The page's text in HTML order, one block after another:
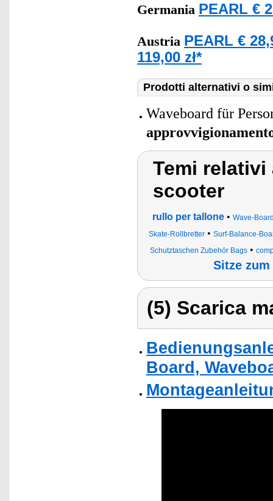
Germania PEARL €
Austria PEARL €
119,00 zł*
Prodotti alternativi o
Waveboard für
Temi relativi
scooter
rullo per tallone• Wave-
Skate-Rollbretter • Surf-Balance-
Schutztaschen Zubehör Bags •
Sitze
(5) Scarica
Board,